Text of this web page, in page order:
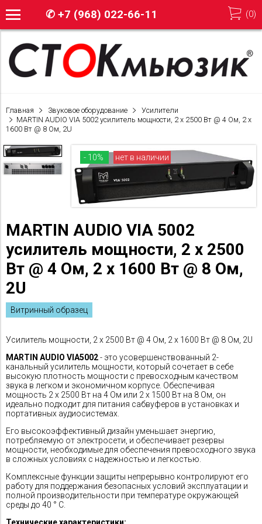
✆ +7 (968) 022-66-11 (0)
Главная Звуковое оборудование
Усилители
MARTIN AUDIO VIA 5002 усилитель мощности, 2 x 2500 Вт @ 4 Ом, 2 x
1600 Вт @ 8 Ом, 2U
- 10% нет в наличии
MARTIN AUDIO VIA 5002
усилитель мощности, 2 x 2500
Вт @ 4 Ом, 2 x 1600 Вт @ 8 Ом,
2U
Витринный образец
Усилитель мощности, 2 x 2500 Вт @ 4 Ом, 2 x 1600 Вт @ 8 Ом, 2U
MARTIN AUDIO VIA5002- это усовершенствованный 2-
канальный усилитель мощности, который сочетает в себе
высокую плотность мощности с превосходным качеством
звука в легком и экономичном корпусе. Обеспечивая
мощность 2 x 2500 Вт на 4 Ом или 2 x 1500 Вт на 8 Ом, он
идеально подходит для питания сабвуферов в установках и
портативных аудиосистемах.
Его высокоэффективный дизайн уменьшает энергию,
потребляемую от электросети, и обеспечивает резервы
мощности, необходимые для обеспечения превосходного звука
в сложных условиях с надежностью и легкостью.
Комплексные функции защиты непрерывно контролируют его
работу для поддержания безопасных условий эксплуатации и
полной производительности при температуре окружающей
среды до 40 ° C.